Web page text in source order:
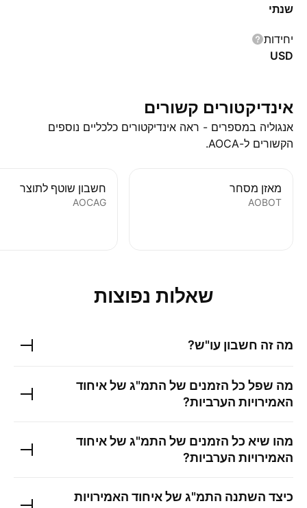
שנתי
יחידות
USD
אינדיקטורים קשורים
אנגוליה במספרים - ראה אינדיקטורים כלכליים נוספים
הקשורים ל-AOCA.
מאזן מסחר
AOBOT
חשבון שוטף לתוצר
AOCAG
שאלות נפוצות
מה זה חשבון עו"ש?
מה שפל כל הזמנים של התמ"ג של איחוד
האמירויות הערביות?
מהו שיא כל הזמנים של התמ"ג של איחוד
האמירויות הערביות?
כיצד השתנה התמ"ג של איחוד האמירויות